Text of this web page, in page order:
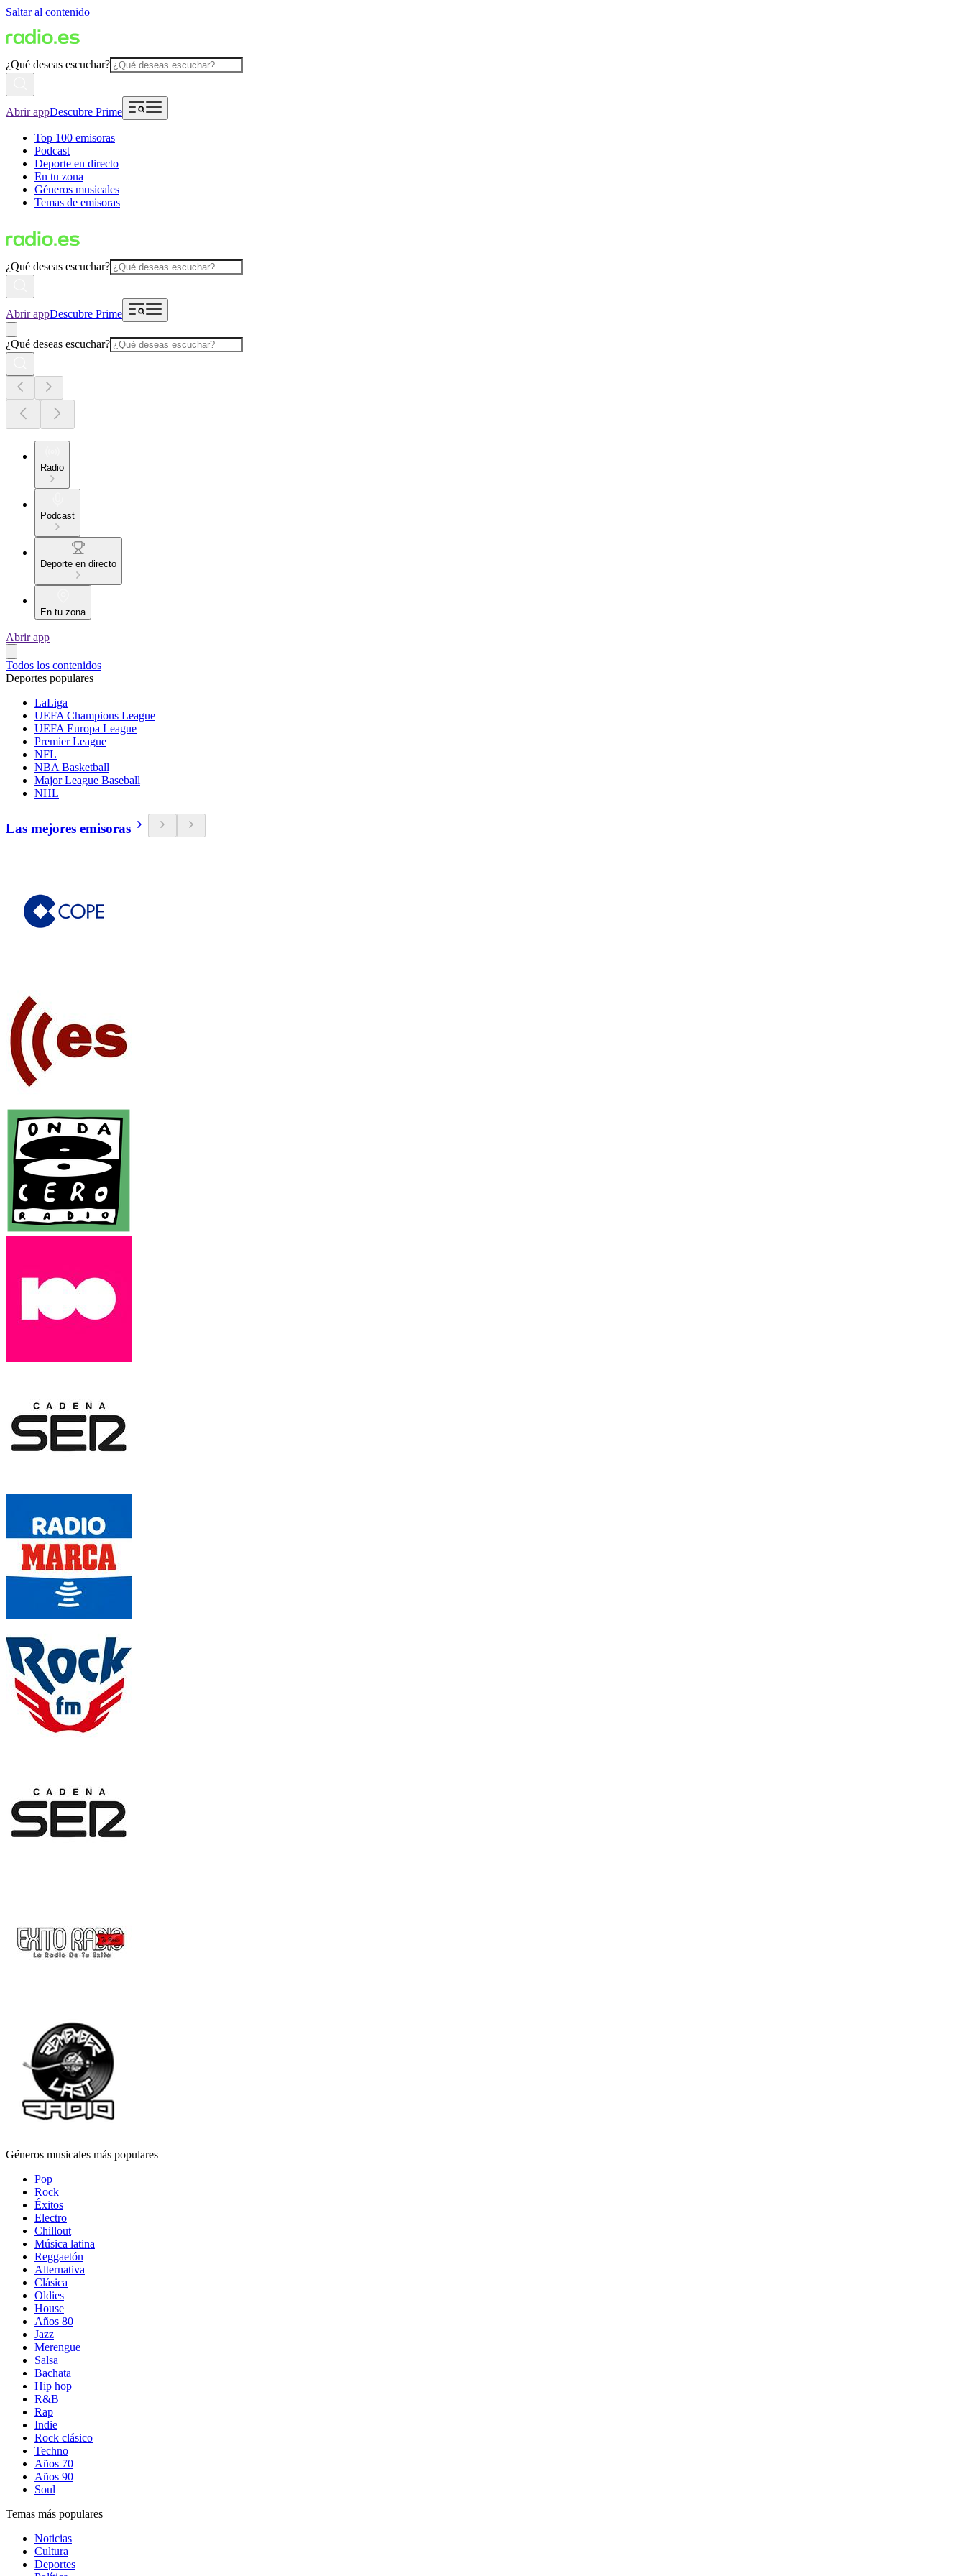
Saltar al contenido
¿Qué deseas escuchar?
Abrir appDescubre Prime
Top 100 emisoras
Podcast
Deporte en directo
En tu zona
Géneros musicales
Temas de emisoras
¿Qué deseas escuchar?
Abrir appDescubre Prime
¿Qué deseas escuchar?
Radio
Podcast
Deporte en directo
En tu zona
Abrir app
Todos los contenidos
Deportes populares
LaLiga
UEFA Champions League
UEFA Europa League
Premier League
NFL
NBA Basketball
Major League Baseball
NHL
Las mejores emisoras
Géneros musicales más populares
Pop
Rock
Éxitos
Electro
Chillout
Música latina
Reggaetón
Alternativa
Clásica
Oldies
House
Años 80
Jazz
Merengue
Salsa
Bachata
Hip hop
R&B
Rap
Indie
Rock clásico
Techno
Años 70
Años 90
Soul
Temas más populares
Noticias
Cultura
Deportes